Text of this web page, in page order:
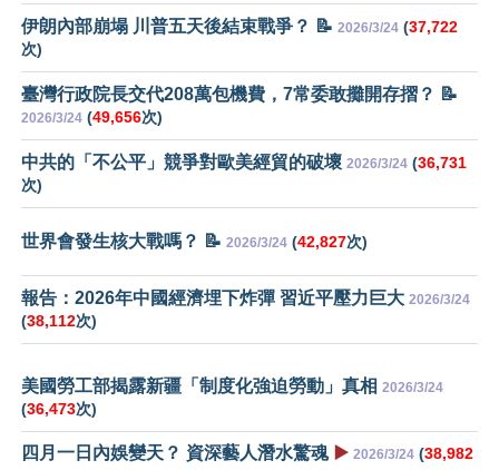
伊朗內部崩塌 川普五天後結束戰爭？ 📝 2026/3/24 (37,722
次)
臺灣行政院長交代208萬包機費，7常委敢攤開存摺？ 📝
2026/3/24 (49,656次)
中共的「不公平」競爭對歐美經貿的破壞 2026/3/24 (36,731
次)
世界會發生核大戰嗎？ 📝 2026/3/24 (42,827次)
報告：2026年中國經濟埋下炸彈 習近平壓力巨大 2026/3/24
(38,112次)
美國勞工部揭露新疆「制度化強迫勞動」真相 2026/3/24
(36,473次)
四月一日內娛變天？ 資深藝人潛水驚魂 ▶️ 2026/3/24 (38,982